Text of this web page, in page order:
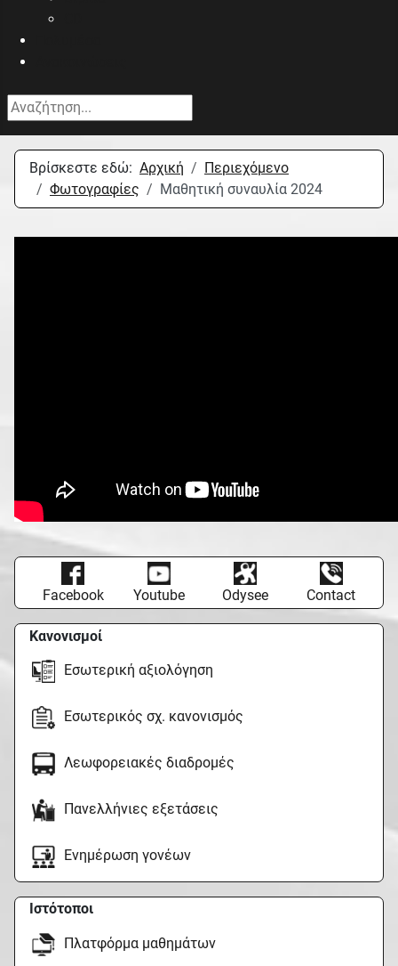
Αναζήτηση...
Βρίσκεστε εδώ: Αρχική
Περιεχόμενο
Φωτογραφίες
Μαθητική συναυλία 2024
Facebook Youtube Odysee Contact
Κανονισμοί
Εσωτερική αξιολόγηση
Εσωτερικός σχ. κανονισμός
Λεωφορειακές διαδρομές
Πανελλήνιες εξετάσεις
Ενημέρωση γονέων
Ιστότοποι
Πλατφόρμα μαθημάτων